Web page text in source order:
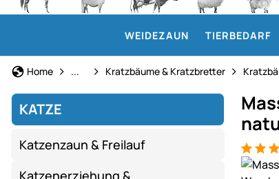
WEIDEZAUN TIERBEDARF
Home Katze
... Kratzbäume & Kratzbretter
KATZE
Katzenzaun & Freilauf
Katzenerziehung &
1